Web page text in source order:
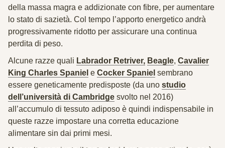
della massa magra e addizionate con fibre, per aumentare
lo stato di sazietà. Col tempo l’apporto energetico andrà
progressivamente ridotto per assicurare una continua
perdita di peso.
Alcune razze quali Labrador Retriver, Beagle, Cavalier
King Charles Spaniel e Cocker Spaniel sembrano
essere geneticamente predisposte (da uno studio
dell’università di Cambridge svolto nel 2016)
all’accumulo di tessuto adiposo è quindi indispensabile in
queste razze impostare una corretta educazione
alimentare sin dai primi mesi.